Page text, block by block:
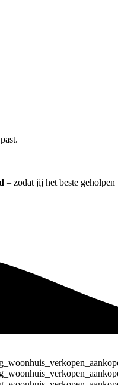
– zodat jij het beste